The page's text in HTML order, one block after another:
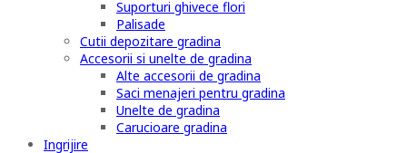
Suporturi ghivece flori
Palisade
Cutii depozitare gradina
Accesorii si unelte de gradina
Alte accesorii de gradina
Saci menajeri pentru gradina
Unelte de gradina
Carucioare gradina
Ingrijire